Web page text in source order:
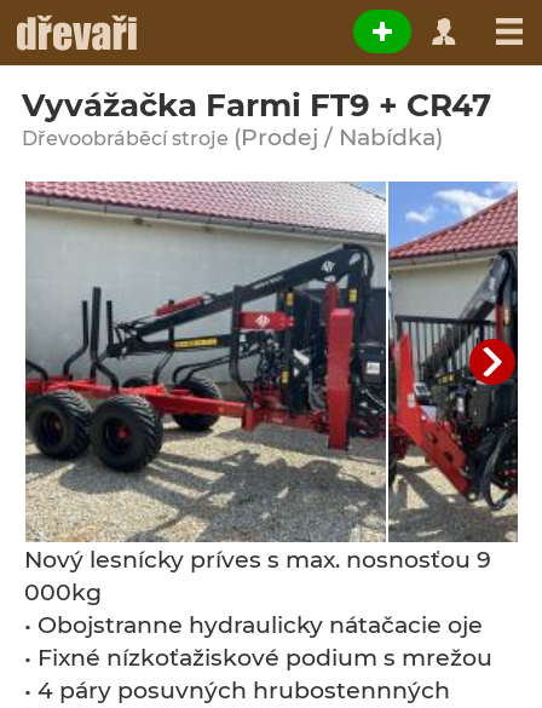
Vyvážačka Farmi FT9 + CR47
Dřevoobráběcí stroje (Prodej / Nabídka)
Nový lesnícky príves s max. nosnosťou 9
000kg
• Obojstranne hydraulicky nátačacie oje
• Fixné nízkoťažiskové podium s mrežou
• 4 páry posuvných hrubostennných